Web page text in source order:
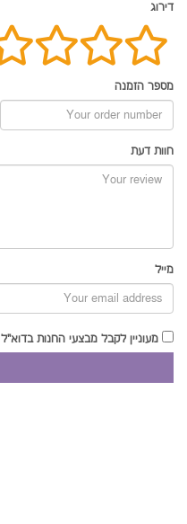
דירוג
מספר הזמנה
חוות דעת
מייל
מעוניין לקבל מבצעי החנות בדוא"ל